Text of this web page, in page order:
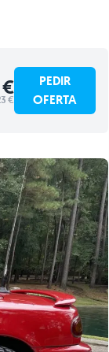
€
PEDIR
OFERTA